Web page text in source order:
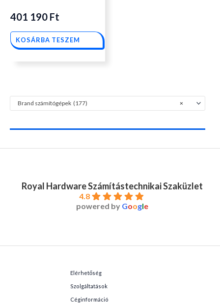
×
Brand számítógépek (177)
401 190 Ft
KOSÁRBA TESZEM
Royal Hardware Számítástechnikai Szaküzlet
4.8
powered by Google
Elérhetőség
Szolgáltatások
Céginformáció